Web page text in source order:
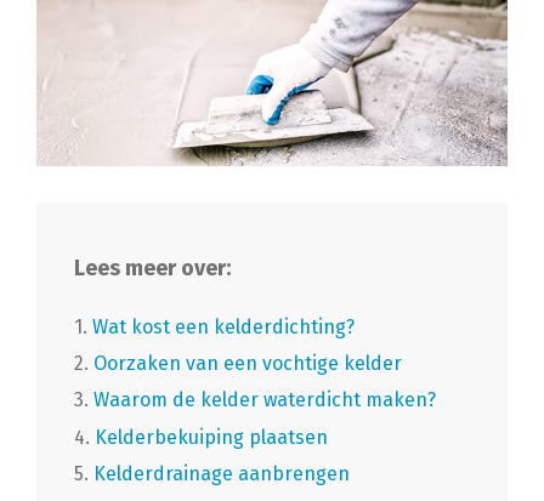
Lees meer over:
1. Wat kost een kelderdichting?
2. Oorzaken van een vochtige kelder
3. Waarom de kelder waterdicht maken?
4. Kelderbekuiping plaatsen
5. Kelderdrainage aanbrengen